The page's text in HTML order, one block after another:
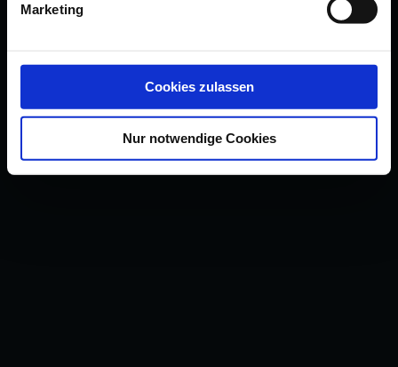
Marketing
Cookies zulassen
Nur notwendige Cookies